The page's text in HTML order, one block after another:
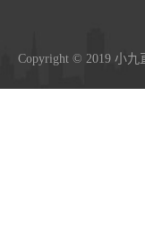
Copyright © 2019 小九